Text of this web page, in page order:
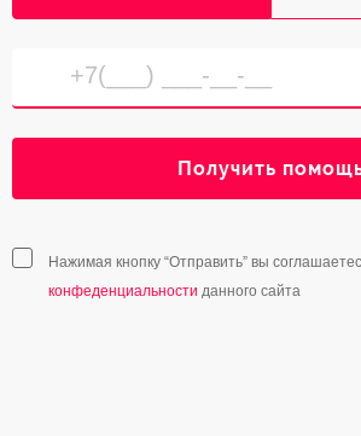
Получить
Нажимая кнопку “Отправить” вы
конфеденциальности данного сайта